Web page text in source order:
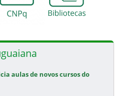
aulas de novos cursos do